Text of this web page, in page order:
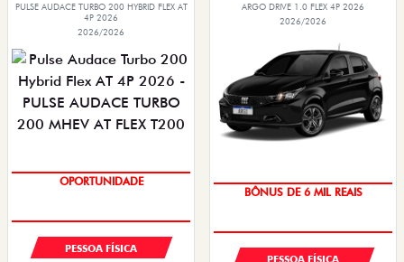
PULSE AUDACE TURBO 200 HYBRID FLEX AT
4P 2026
2026/2026
OPORTUNIDADE
PESSOA FÍSICA
ARGO DRIVE 1.0 FLEX 4P 2026
2026/2026
TAXA ZERO
PESSOA FÍSICA